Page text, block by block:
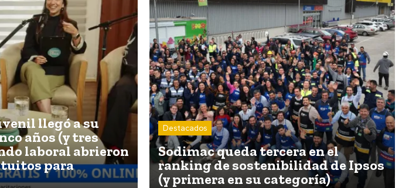
llegó a su
años (y tres
laboral abrieron
para
Destacados
Sodimac queda tercera en el
ranking de sostenibilidad de Ipsos
(y primera en su categoría)